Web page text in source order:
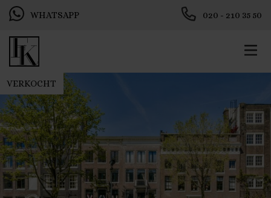
WHATSAPP 020 - 210 35 50
VERKOCHT